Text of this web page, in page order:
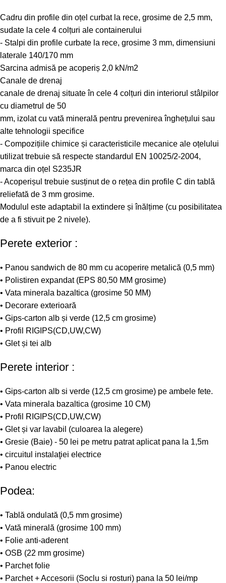
Cadru din profile din oțel curbat la rece, grosime de 2,5 mm,
sudate la cele 4 colțuri ale containerului
- Stalpi din profile curbate la rece, grosime 3 mm, dimensiuni
laterale 140/170 mm
Sarcina admisă pe acoperiș 2,0 kN/m2
Canale de drenaj
canale de drenaj situate în cele 4 colțuri din interiorul stâlpilor
cu diametrul de 50
mm, izolat cu vată minerală pentru prevenirea înghețului sau
alte tehnologii specifice
- Compozițiile chimice și caracteristicile mecanice ale oțelului
utilizat trebuie să respecte standardul EN 10025/2-2004,
marca din oțel S235JR
- Acoperișul trebuie susținut de o rețea din profile C din tablă
reliefată de 3 mm grosime.
Modulul este adaptabil la extindere și înălțime (cu posibilitatea
de a fi stivuit pe 2 nivele).
Perete exterior :
• Panou sandwich de 80 mm cu acoperire metalică (0,5 mm)
• Polistiren expandat (EPS 80,50 MM grosime)
• Vata minerala bazaltica (grosime 50 MM)
• Decorare exterioară
• Gips-carton alb și verde (12,5 cm grosime)
• Profil RIGIPS(CD,UW,CW)
• Glet și tei alb
Perete interior :
• Gips-carton alb si verde (12,5 cm grosime) pe ambele fete.
• Vata minerala bazaltica (grosime 10 CM)
• Profil RIGIPS(CD,UW,CW)
• Glet și var lavabil (culoarea la alegere)
• Gresie (Baie) - 50 lei pe metru patrat aplicat pana la 1,5m
• circuitul instalaţiei electrice
• Panou electric
Podea:
• Tablă ondulată (0,5 mm grosime)
• Vată minerală (grosime 100 mm)
• Folie anti-aderent
• OSB (22 mm grosime)
• Parchet folie
• Parchet + Accesorii (Soclu si rosturi) pana la 50 lei/mp